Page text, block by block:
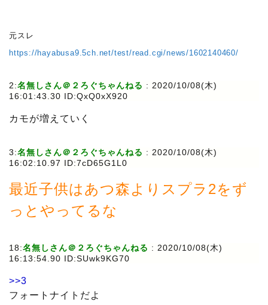
元スレ
https://hayabusa9.5ch.net/test/read.cgi/news/1602140460/
2:名無しさん＠２ろぐちゃんねる : 2020/10/08(木)
16:01:43.30 ID:QxQ0xX920
カモが増えていく
3:名無しさん＠２ろぐちゃんねる : 2020/10/08(木)
16:02:10.97 ID:7cD65G1L0
最近子供はあつ森よりスプラ2をず
っとやってるな
18:名無しさん＠２ろぐちゃんねる : 2020/10/08(木)
16:13:54.90 ID:SUwk9KG70
>>3
フォートナイトだよ